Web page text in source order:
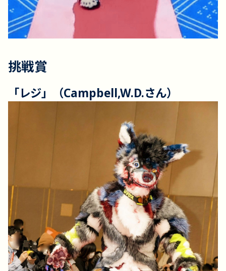
挑戦賞
「レジ」（Campbell,W.D.さん）